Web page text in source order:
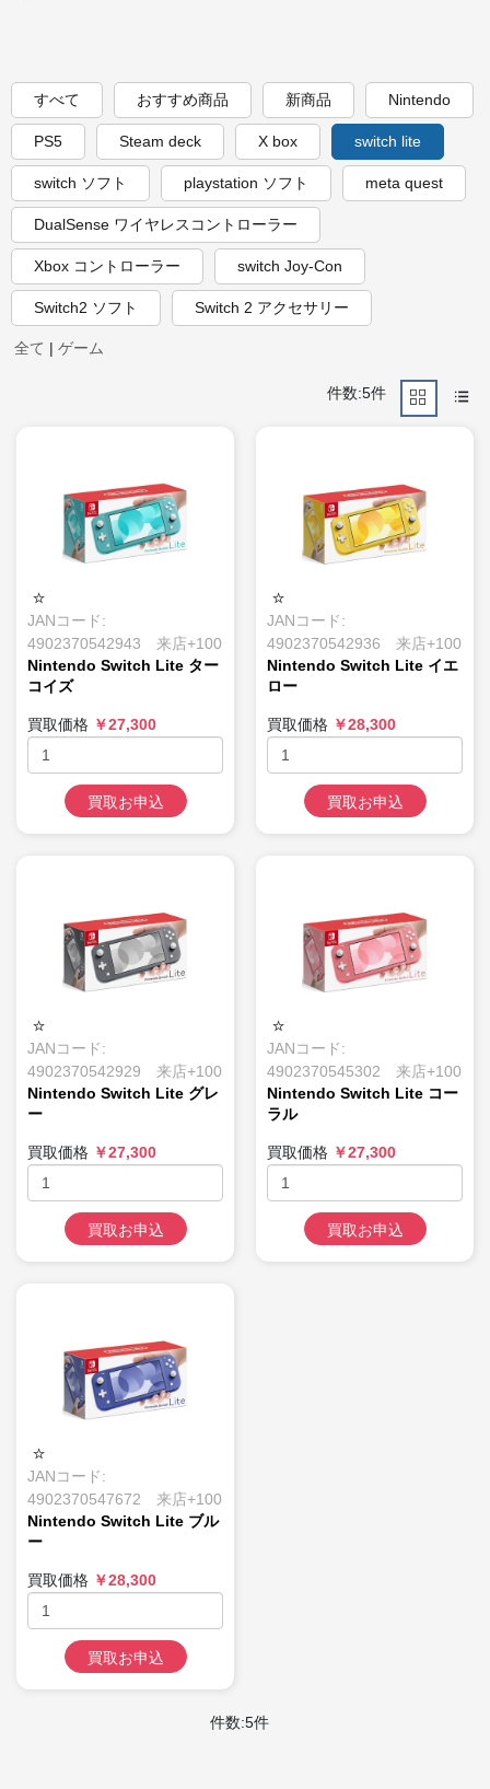
すべて おすすめ商品 新商品 Nintendo
PS5 Steam deck X box switch lite
switch ソフト playstation ソフト meta quest
DualSense ワイヤレスコントローラー
Xbox コントローラー switch Joy-Con
Switch2 ソフト Switch 2 アクセサリー
全て | ゲーム
件数:5件
JANコード:
4902370542943 来店+100
Nintendo Switch Lite ター
コイズ
買取価格 ￥27,300
買取お申込
JANコード:
4902370542936 来店+100
Nintendo Switch Lite イエ
ロー
買取価格 ￥28,300
買取お申込
JANコード:
4902370542929 来店+100
Nintendo Switch Lite グレ
ー
買取価格 ￥27,300
買取お申込
JANコード:
4902370545302 来店+100
Nintendo Switch Lite コー
ラル
買取価格 ￥27,300
買取お申込
JANコード:
4902370547672 来店+100
Nintendo Switch Lite ブル
ー
買取価格 ￥28,300
買取お申込
件数:5件